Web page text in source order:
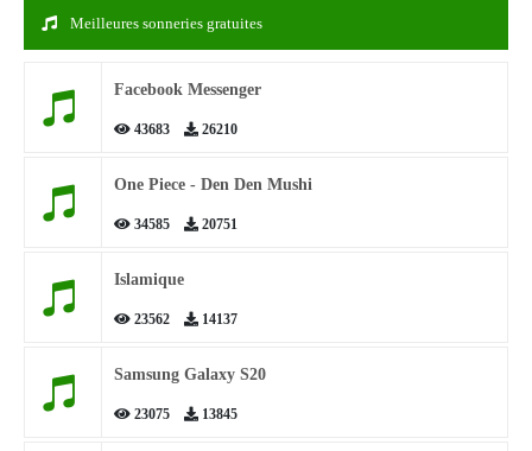
Meilleures sonneries gratuites
Facebook Messenger
43683 26210
One Piece - Den Den Mushi
34585 20751
Islamique
23562 14137
Samsung Galaxy S20
23075 13845